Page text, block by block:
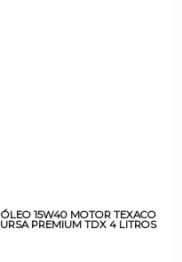
ÓLEO 15W40 MOTOR TEXACO
URSA PREMIUM TDX 4 LITROS